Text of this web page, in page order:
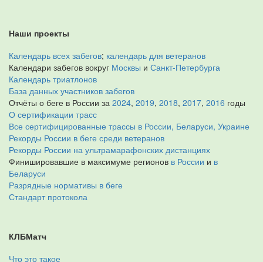
Наши проекты
Календарь всех забегов; календарь для ветеранов
Календари забегов вокруг Москвы и Санкт-Петербурга
Календарь триатлонов
База данных участников забегов
Отчёты о беге в России за 2024, 2019, 2018, 2017, 2016 годы
О сертификации трасс
Все сертифицированные трассы в России, Беларуси, Украине
Рекорды России в беге среди ветеранов
Рекорды России на ультрамарафонских дистанциях
Финишировавшие в максимуме регионов в России и в
Беларуси
Разрядные нормативы в беге
Стандарт протокола
КЛБМатч
Что это такое